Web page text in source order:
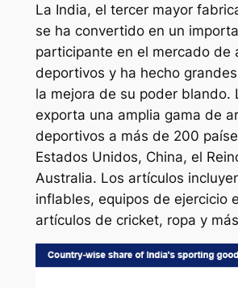
La India, el tercer mayor
se ha convertido en un
participante en el mercado de
deportivos y ha hecho
la mejora de su poder blando.
exporta una amplia gama de
deportivos a más de 200
Estados Unidos, China, el
Australia. Los artículos
inflables, equipos de ejercicio
artículos de cricket, ropa y